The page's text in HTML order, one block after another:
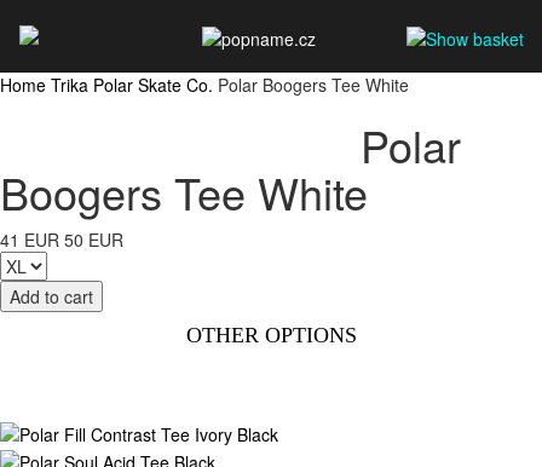
Home Trika Polar Skate Co. Polar Boogers Tee White
Polar
Boogers Tee White
41 EUR 50 EUR
OTHER OPTIONS